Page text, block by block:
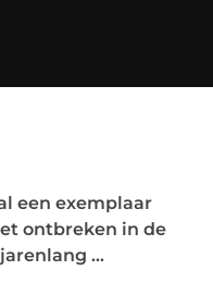
een exemplaar
ontbreken in de
...